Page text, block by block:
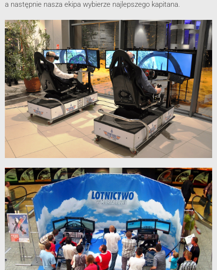
a następnie nasza ekipa wybierze najlepszego kapitana.